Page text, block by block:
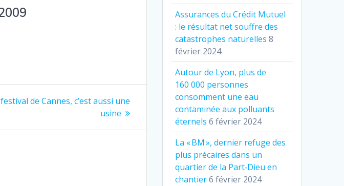
de Cannes, c’est aussi une
usine
Assurances du Crédit Mutuel
: le résultat net souffre des
catastrophes naturelles 8
février 2024
Autour de Lyon, plus de
160 000 personnes
consomment une eau
contaminée aux polluants
éternels 6 février 2024
La « BM », dernier refuge des
plus précaires dans un
quartier de la Part‐Dieu en
chantier6 février 2024